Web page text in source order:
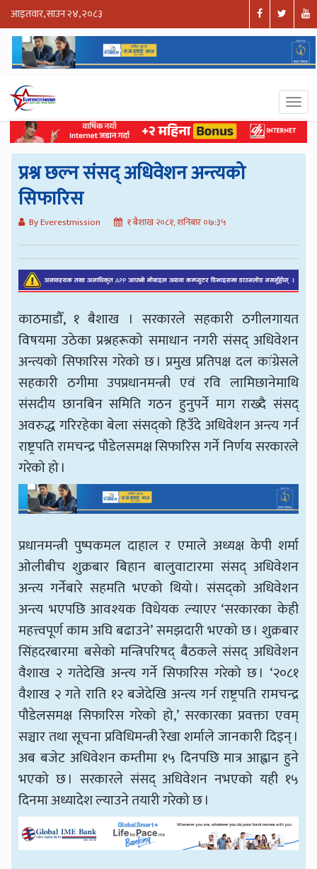
आइतवार, साउन २४, २०८३
प्रश्न छल्न संसद् अधिवेशन अन्त्यको
सिफारिस
By Everestmission १ बैशाख २०८१, शनिबार ०७:३५
काठमाडौँ, १ बैशाख । सरकारले सहकारी ठगीलगायत
विषयमा उठेका प्रश्नहरूको समाधान नगरी संसद् अधिवेशन
अन्त्यको सिफारिस गरेको छ । प्रमुख प्रतिपक्ष दल कांग्रेसले
सहकारी ठगीमा उपप्रधानमन्त्री एवं रवि लामिछानेमाथि
संसदीय छानबिन समिति गठन हुनुपर्ने माग राख्दै संसद्
अवरुद्ध गरिरहेका बेला संसद्को हिउँदे अधिवेशन अन्त्य गर्न
राष्ट्रपति रामचन्द्र पौडेलसमक्ष सिफारिस गर्ने निर्णय सरकारले
गरेको हो ।
प्रधानमन्त्री पुष्पकमल दाहाल र एमाले अध्यक्ष केपी शर्मा
ओलीबीच शुक्रबार बिहान बालुवाटारमा संसद् अधिवेशन
अन्त्य गर्नेबारे सहमति भएको थियो । संसद्को अधिवेशन
अन्त्य भएपछि आवश्यक विधेयक ल्याएर ‘सरकारका केही
महत्त्वपूर्ण काम अघि बढाउने’ समझदारी भएको छ । शुक्रबार
सिंहदरबारमा बसेको मन्त्रिपरिषद् बैठकले संसद् अधिवेशन
वैशाख २ गतेदेखि अन्त्य गर्ने सिफारिस गरेको छ । ‘२०८१
वैशाख २ गते राति १२ बजेदेखि अन्त्य गर्न राष्ट्रपति रामचन्द्र
पौडेलसमक्ष सिफारिस गरेको हो,’ सरकारका प्रवक्ता एवम्
सञ्चार तथा सूचना प्रविधिमन्त्री रेखा शर्माले जानकारी दिइन् ।
अब बजेट अधिवेशन कम्तीमा १५ दिनपछि मात्र आह्वान हुने
भएको छ । सरकारले संसद् अधिवेशन नभएको यही १५
दिनमा अध्यादेश ल्याउने तयारी गरेको छ ।